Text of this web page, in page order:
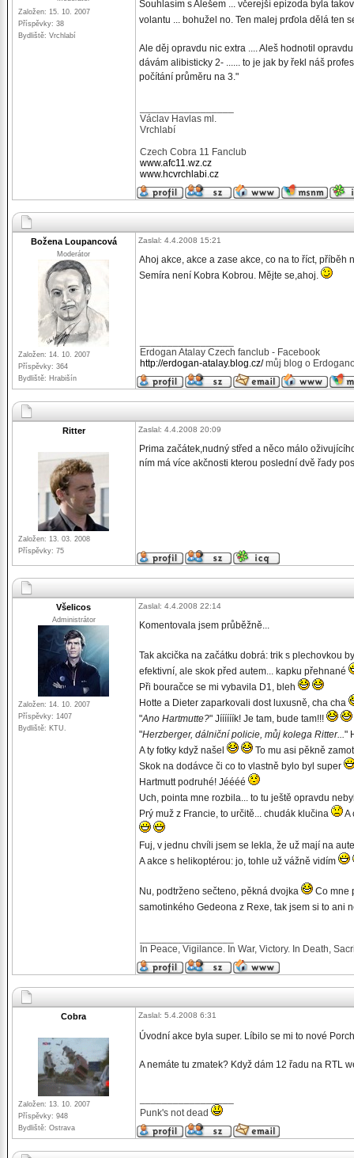
Založen: 15. 10. 2007
Příspěvky: 38
Bydliště: Vrchlabí
Souhlasím s Alešem ... včerejší epizoda byla
volantu ... bohužel no. Ten malej prďola dělá ten
Ale děj opravdu nic extra .... Aleš hodnotil
dávám alibisticky 2- ...... to je jak by řekl náš
počítání průměru na 3."
Václav Havlas ml.
Vrchlabí
Czech Cobra 11 Fanclub
www.afc11.wz.cz
www.hcvrchlabi.cz
Božena Loupancová
Moderátor
Založen: 14. 10. 2007
Příspěvky: 364
Bydliště: Hrabišín
Zaslal: 4.4.2008 15:21
Ahoj akce, akce a zase akce, co na to říct, příběh
Semíra není Kobra Kobrou. Mějte se,ahoj.
Erdogan Atalay Czech fanclub - Facebook
http://erdogan-atalay.blog.cz/můj blog o
Ritter
Založen: 13. 03. 2008
Příspěvky: 75
Zaslal: 4.4.2008 20:09
Prima začátek,nudný střed a něco málo
ním má více akčnosti kterou poslední dvě řady
Všelicos
Administrátor
Založen: 14. 10. 2007
Příspěvky: 1407
Bydliště: KTU.
Zaslal: 4.4.2008 22:14
Komentovala jsem průběžně...
Tak akcička na začátku dobrá: trik s plechovkou
efektivní, ale skok před autem... kapku přehnané
Při bouračce se mi vybavila D1, bleh
Hotte a Dieter zaparkovali dost luxusně, cha cha
"Ano Hartmutte?" Jíííííík! Je tam, bude tam!!!
"Herzberger, dálniční policie, můj kolega Ritter..."
A ty fotky když našel
To mu asi pěkně
Skok na dodávce či co to vlastně bylo byl super
Hartmutt podruhé! Jéééé
Uch, pointa mne rozbila... to tu ještě opravdu
Prý muž z Francie, to určitě... chudák klučina
A
Fuj, v jednu chvíli jsem se lekla, že už mají na
A akce s helikoptérou: jo, tohle už vážně vidím
Nu, podtrženo sečteno, pěkná dvojka
Co mne
samotinkého Gedeona z Rexe, tak jsem si to ani
In Peace, Vigilance. In War, Victory. In Death,
Cobra
Založen: 13. 10. 2007
Příspěvky: 948
Bydliště: Ostrava
Zaslal: 5.4.2008 6:31
Úvodní akce byla super. Líbilo se mi to nové
A nemáte tu zmatek? Když dám 12 řadu na RTL
Punk's not dead